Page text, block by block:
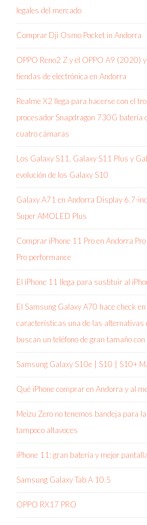
legales del mercado
Comprar Dji Osmo Pocket in Andorra
OPPO Reno2 Z y el OPPO A9 (2020)
tiendas de electrónica en Andorra
Realme X2 llega para hacerse con el
procesador Snapdragon 730G
cuatro cámaras
Los Galaxy S11, Galaxy S11 Plus y
evolución de los Galaxy S10
Galaxy A71 en Andorra Display 6.7-
Super AMOLED Plus
Comprar iPhone 11 Pro en Andorra
Pro performance
El iPhone 11 llega para sustituir al
El Samsung Galaxy A70 hace check
características una de las alternativas
buscan un teléfono de gran tamaño
Samsung Galaxy S10e | S10 | S10+
Qué iPhone comprar en Andorra y al
Meizu Zero no tenemos bandeja para
tampoco altavoces
iPhone 11: gran batería y mejor pantalla
Samsung Galaxy Tab A 10.5
OPPO RX17 PRO